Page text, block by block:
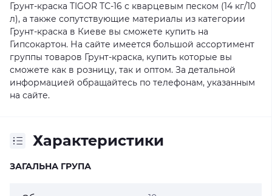
Грунт-краска TIGOR ТС-16 с кварцевым песком (14 кг/10
л), а также сопутствующие материалы из категории
Грунт-краска в Киеве вы сможете купить на
Гипсокартон. На сайте имеется большой ассортимент
группы товаров Грунт-краска, купить которые вы
сможете как в розницу, так и оптом. За детальной
информацией обращайтесь по телефонам, указанным
на сайте.
Характеристики
ЗАГАЛЬНА ГРУПА